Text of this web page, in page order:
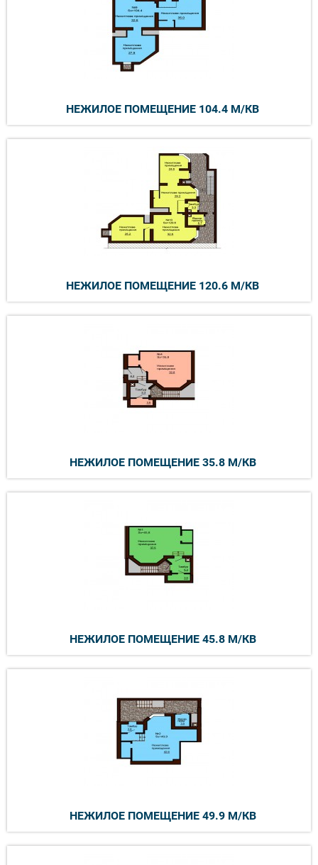
НЕЖИЛОЕ ПОМЕЩЕНИЕ 104.4 М/КВ
НЕЖИЛОЕ ПОМЕЩЕНИЕ 120.6 М/КВ
НЕЖИЛОЕ ПОМЕЩЕНИЕ 35.8 М/КВ
НЕЖИЛОЕ ПОМЕЩЕНИЕ 45.8 М/КВ
НЕЖИЛОЕ ПОМЕЩЕНИЕ 49.9 М/КВ